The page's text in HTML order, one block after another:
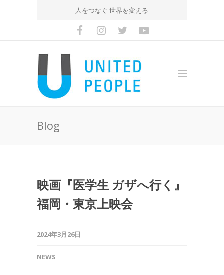
人をつなぐ 世界を変える
Blog
映画『医学生 ガザへ行く』
福岡・東京上映会
2024年3月26日
NEWS